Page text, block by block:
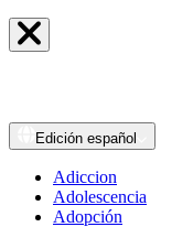
Edición español
Adiccion
Adolescencia
Adopción